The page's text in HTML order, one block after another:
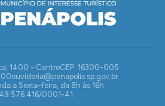
1400 - CentroCEP: 16300-005
ouvidoria@penapolis.sp.gov.br
a Sexta-feira, da 8h às 16h
49.576.416/0001-41